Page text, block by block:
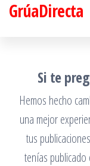
SaltarGrúaDirecta
Si te
Hemos hecho
una mejor
tus
tenías